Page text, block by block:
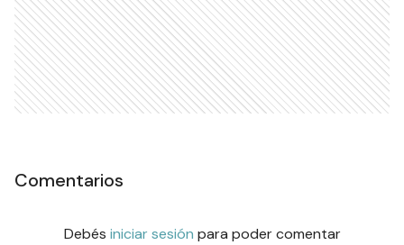
Comentarios
Debés iniciar sesión para poder comentar